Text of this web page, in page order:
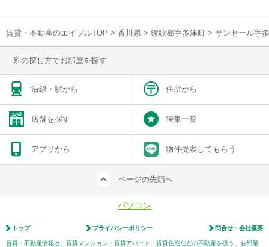
賃貸・不動産のエイブルTOP > 香川県 > 綾歌郡宇多津町 > サンセール宇
別の探し方でお部屋を探す
沿線・駅から 住所から
店舗を探す 特集一覧
アプリから 物件提案してもらう
ページの先頭へ
パソコン
トップ プライバシーポリシー 問合せ・会社概要
賃貸・不動産情報は、賃貸マンション・賃貸アパート・賃貸住宅などの不動産を扱う、お部屋